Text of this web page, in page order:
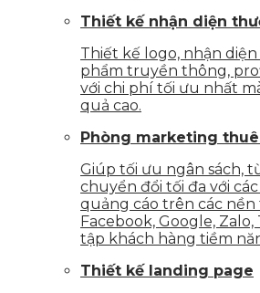
Thiết kế nhận diện
Thiết kế logo, nhận
phẩm truyền thông,
với chi phí tối ưu nhất
quả cao.
Phòng marketing
Giúp tối ưu ngân sách,
chuyển đổi tối đa với
quảng cáo trên các
Facebook, Google,
tập khách hàng tiềm
Thiết kế landing page